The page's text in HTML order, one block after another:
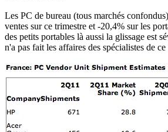
Les PC de bureau (tous marchés
ventes sur ce trimestre et -20,4% sur les
des petits portables là aussi la glissage est
n'a pas fait les affaires des spécialistes de